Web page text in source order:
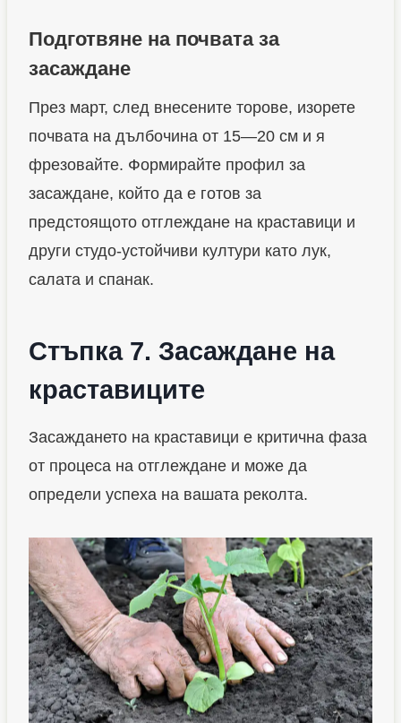
Подготвяне на почвата за
засаждане
През март, след внесените торове, изорете
почвата на дълбочина от 15—20 см и я
фрезовайте. Формирайте профил за
засаждане, който да е готов за
предстоящото отглеждане на краставици и
други студо-устойчиви култури като лук,
салата и спанак.
Стъпка 7. Засаждане на
краставиците
Засаждането на краставици е критична фаза
от процеса на отглеждане и може да
определи успеха на вашата реколта.